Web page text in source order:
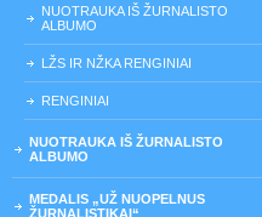
NUOTRAUKA IŠ ŽURNALISTO
ALBUMO
LŽS IR NŽKA RENGINIAI
RENGINIAI
NUOTRAUKA IŠ ŽURNALISTO
ALBUMO
MEDALIS „UŽ NUOPELNUS
ŽURNALISTIKAI“